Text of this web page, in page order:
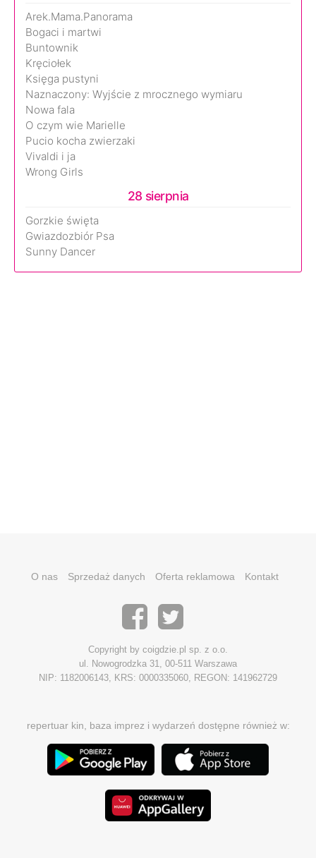
Arek.Mama.Panorama
Bogaci i martwi
Buntownik
Kręciołek
Księga pustyni
Naznaczony: Wyjście z mrocznego wymiaru
Nowa fala
O czym wie Marielle
Pucio kocha zwierzaki
Vivaldi i ja
Wrong Girls
28 sierpnia
Gorzkie święta
Gwiazdozbiór Psa
Sunny Dancer
O nas Sprzedaż danych Oferta reklamowa Kontakt
Copyright by coigdzie.pl sp. z o.o.
ul. Nowogrodzka 31, 00-511 Warszawa
NIP: 1182006143, KRS: 0000335060, REGON: 141962729
repertuar kin, baza imprez i wydarzeń dostępne również w: